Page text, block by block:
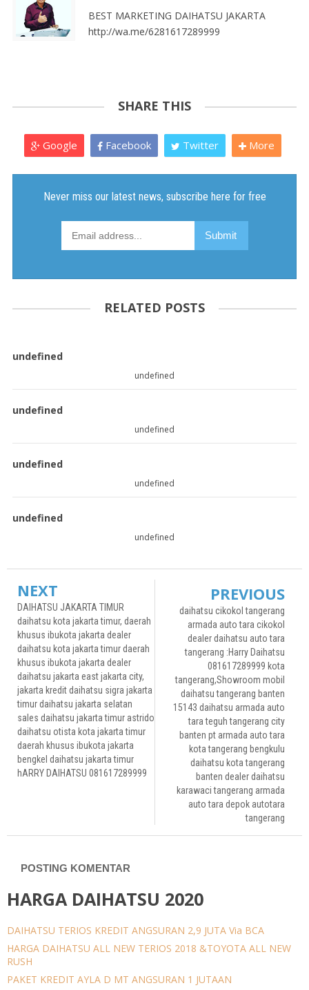
BEST MARKETING DAIHATSU JAKARTA
http://wa.me/6281617289999
SHARE THIS
Google Facebook Twitter More
RELATED POSTS
undefined
undefined
undefined
undefined
undefined
undefined
undefined
undefined
NEXT
DAIHATSU JAKARTA TIMUR
daihatsu kota jakarta timur, daerah
khusus ibukota jakarta dealer
daihatsu kota jakarta timur daerah
khusus ibukota jakarta dealer
daihatsu jakarta east jakarta city,
jakarta kredit daihatsu sigra jakarta
timur daihatsu jakarta selatan
sales daihatsu jakarta timur astrido
daihatsu otista kota jakarta timur
daerah khusus ibukota jakarta
bengkel daihatsu jakarta timur
hARRY DAIHATSU 081617289999
PREVIOUS
daihatsu cikokol tangerang
armada auto tara cikokol
dealer daihatsu auto tara
tangerang :Harry Daihatsu
081617289999 kota
tangerang,Showroom mobil
daihatsu tangerang banten
15143 daihatsu armada auto
tara teguh tangerang city
banten pt armada auto tara
kota tangerang bengkulu
daihatsu kota tangerang
banten dealer daihatsu
karawaci tangerang armada
auto tara depok autotara
tangerang
POSTING KOMENTAR
HARGA DAIHATSU 2020
DAIHATSU TERIOS KREDIT ANGSURAN 2,9 JUTA Via BCA
HARGA DAIHATSU ALL NEW TERIOS 2018 &TOYOTA ALL NEW
RUSH
PAKET KREDIT AYLA D MT ANGSURAN 1 JUTAAN